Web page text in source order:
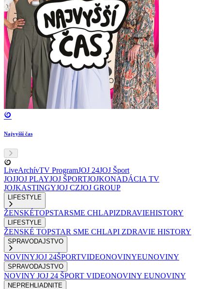
Najvyšší čas
LiveArchívTV ProgramJOJ 24JOJ Šport
JOJJOJ PLAYJOJ ŠPORTJOJKONADÁCIA TV
JOJKASTINGYJOJ CZJOJ GROUP
LIFESTYLE
ŽENSKÉTOPSTARSME CHLAPIZDRAVIEHISTORY
LIFESTYLE
ŽENSKÉ TOPSTAR SME CHLAPI ZDRAVIE HISTORY
SPRAVODAJSTVO
NOVINYJOJ 24ŠPORTVIDEONOVINYEUNOVINY
SPRAVODAJSTVO
NOVINY JOJ 24 ŠPORT VIDEONOVINY EUNOVINY
NEPREHLIADNITE